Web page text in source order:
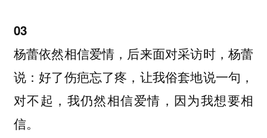
03
杨蕾依然相信爱情，后来面对采访时，杨蕾
说：好了伤疤忘了疼，让我俗套地说一句，
对不起，我仍然相信爱情，因为我想要相
信。